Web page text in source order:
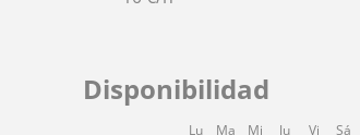
Disponibilidad
Lu Ma Mi Ju Vi Sá